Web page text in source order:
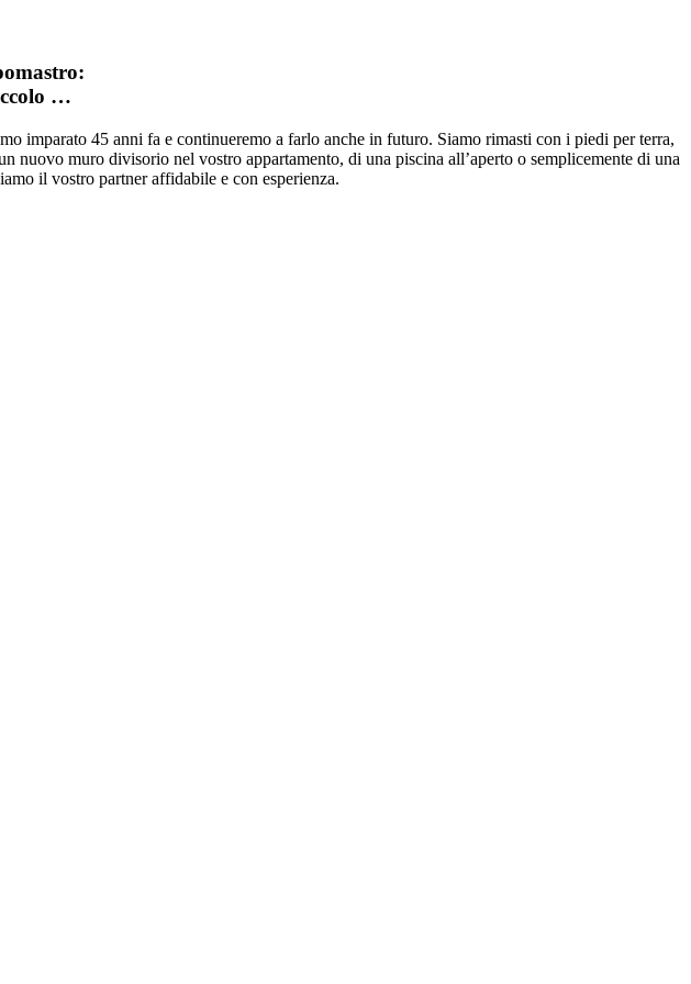
…
imparato 45 anni fa e continueremo a farlo anche in futuro. Siamo rimasti con i piedi per terra,
muro divisorio nel vostro appartamento, di una piscina all’aperto o semplicemente di una
il vostro partner affidabile e con esperienza.